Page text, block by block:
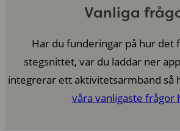
Vanliga
Har du funderingar på hur det
stegsnittet, var du laddar ner
integrerar ett aktivitetsarmband så
våra vanligaste frågor